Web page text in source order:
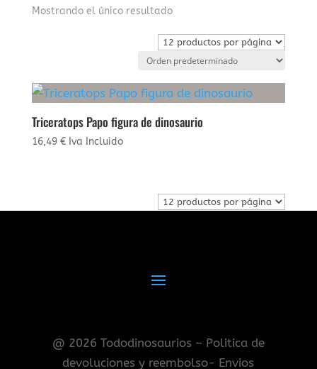
Mostrando el único resultado
Triceratops Papo figura de dinosaurio
16,49 € Iva Incluido
@ 2026 Tododinosaurios – Politica de
devoluciones y reembolso- Envios